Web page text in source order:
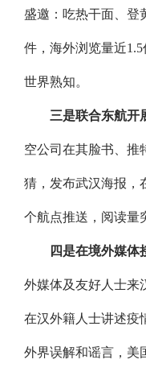
盛邀：吃热干面、登
件，海外浏览量近
世界熟知。
三是联合东航开
空公司在其脸书、推
猜，发布武汉海报，
个航点推送，阅读量
四是在境外媒体
外媒体及友好人士来
在汉外籍人士讲述疫
外界误解和谣言，美